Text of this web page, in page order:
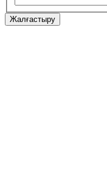
Жалғастыру